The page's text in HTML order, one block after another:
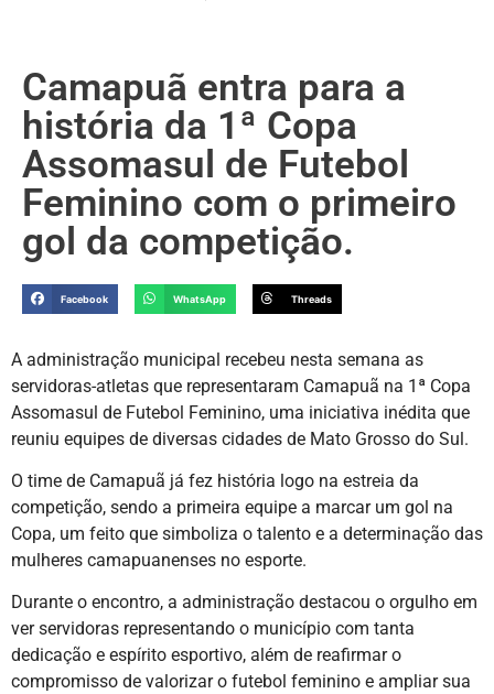
Camapuã entra para a
história da 1ª Copa
Assomasul de Futebol
Feminino com o primeiro
gol da competição.
Facebook WhatsApp Threads
A administração municipal recebeu nesta semana as
servidoras-atletas que representaram Camapuã na 1ª Copa
Assomasul de Futebol Feminino, uma iniciativa inédita que
reuniu equipes de diversas cidades de Mato Grosso do Sul.
O time de Camapuã já fez história logo na estreia da
competição, sendo a primeira equipe a marcar um gol na
Copa, um feito que simboliza o talento e a determinação das
mulheres camapuanenses no esporte.
Durante o encontro, a administração destacou o orgulho em
ver servidoras representando o município com tanta
dedicação e espírito esportivo, além de reafirmar o
compromisso de valorizar o futebol feminino e ampliar sua